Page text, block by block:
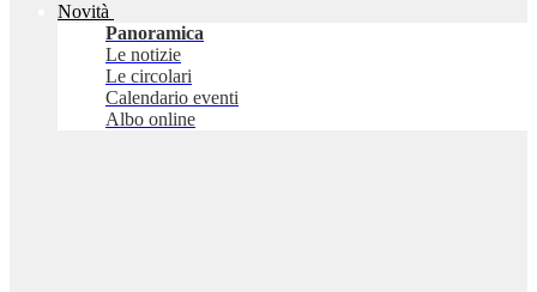
Novità
Panoramica
Le notizie
Le circolari
Calendario eventi
Albo online